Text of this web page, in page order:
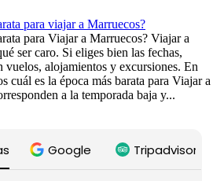
para viajar a Marruecos?
para Viajar a Marruecos? Viajar a
ser caro. Si eliges bien las fechas,
vuelos, alojamientos y excursiones. En
cuál es la época más barata para Viajar a
a la temporada baja y...
Google Tripadvisor